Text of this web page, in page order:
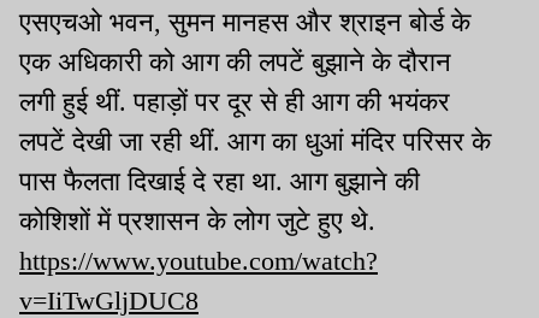
एसएचओ भवन, सुमन मानहस और श्राइन बोर्ड के
एक अधिकारी को आग की लपटें बुझाने के दौरान
लगी हुई थीं. पहाड़ों पर दूर से ही आग की भयंकर
लपटें देखी जा रही थीं. आग का धुआं मंदिर परिसर के
पास फैलता दिखाई दे रहा था. आग बुझाने की
कोशिशों में प्रशासन के लोग जुटे हुए थे.
https://www.youtube.com/watch?
v=IiTwGljDUC8